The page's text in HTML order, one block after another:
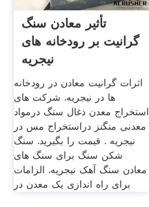
تأثیر معادن سنگ
گرانیت بر رودخانه های
نیجریه
اثرات گرانیت معادن در رودخانه
ها در نیجریه. شرکت های
استخراج معدن ذغال سنگ درمواد
معدنی منگنز دراستخراج مس در
نیجریه . قیمت را بگیرید. سنگ
شکن سنگ برای سنگ های
معادن سنگ آهک نیجریه. الزامات
برای راه اندازی یک معدن در